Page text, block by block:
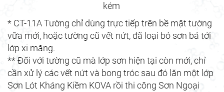
kém
* CT-11A Tường chỉ dùng trực tiếp trên bề mặt tường
vữa mới, hoặc tường cũ vết nứt, đã loại bỏ sơn bả tới
lớp xi măng.
** Đối với tường cũ mà lớp sơn hiện tại còn mới, chỉ
cần xử lý các vết nứt và bong tróc sau đó lăn một lớp
Sơn Lót Kháng Kiềm KOVA rồi thi công Sơn Ngoại